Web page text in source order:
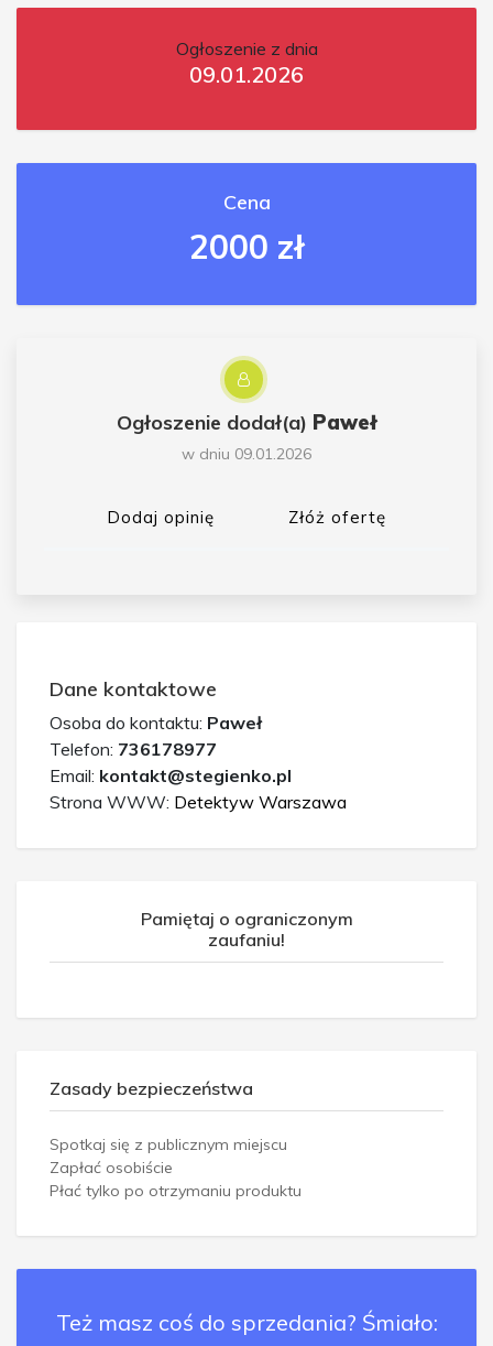
Ogłoszenie z dnia
09.01.2026
Cena
2000 zł
Ogłoszenie dodał(a) Paweł
w dniu 09.01.2026
Dodaj opinię Złóż ofertę
Dane kontaktowe
Osoba do kontaktu: Paweł
Telefon: 736178977
Email: kontakt@stegienko.pl
Strona WWW: Detektyw Warszawa
Pamiętaj o ograniczonym
zaufaniu!
Zasady bezpieczeństwa
Spotkaj się z publicznym miejscu
Zapłać osobiście
Płać tylko po otrzymaniu produktu
Też masz coś do sprzedania? Śmiało: